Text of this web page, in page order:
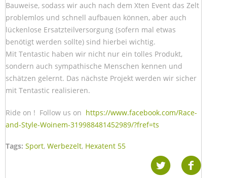
Bauweise, sodass wir auch nach dem Xten Event das Zelt
problemlos und schnell aufbauen können, aber auch
lückenlose Ersatzteilversorgung (sofern mal etwas
benötigt werden sollte) sind hierbei wichtig.
Mit Tentastic haben wir nicht nur ein tolles Produkt,
sondern auch sympathische Menschen kennen und
schätzen gelernt. Das nächste Projekt werden wir sicher
mit Tentastic realisieren.
Ride on ! Follow us on https://www.facebook.com/Race-
and-Style-Woinem-319988481452989/?fref=ts
Tags: Sport, Werbezelt, Hexatent 55